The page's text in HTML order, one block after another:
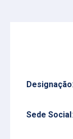
Designação
Sede Social
1050-